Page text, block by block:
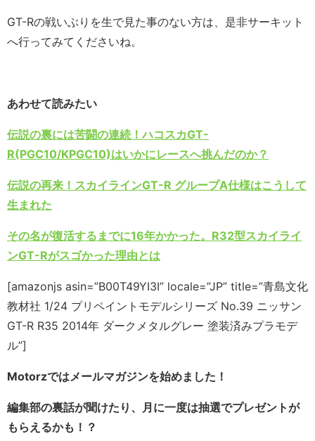
GT-Rの戦いぶりを生で見た事のない方は、是非サーキット
へ行ってみてくださいね。
あわせて読みたい
伝説の裏には苦闘の連続！ハコスカGT-
R(PGC10/KPGC10)はいかにレースへ挑んだのか？
伝説の再来！スカイラインGT-R グループA仕様はこうして
生まれた
その名が復活するまでに16年かかった。R32型スカイライ
ンGT-Rがスゴかった理由とは
[amazonjs asin=”B00T49YI3I” locale=”JP” title=”青島文化
教材社 1/24 プリペイントモデルシリーズ No.39 ニッサン
GT-R R35 2014年 ダークメタルグレー 塗装済みプラモデ
ル”]
Motorzではメールマガジンを始めました！
編集部の裏話が聞けたり、月に一度は抽選でプレゼントが
もらえるかも！？